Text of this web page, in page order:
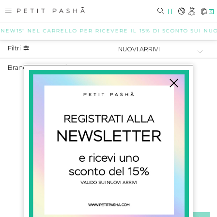
IT 0
NEL CARRELLO PER RICEVERE IL 15% DI SCONTO SUI
Filtri
Brand Neonato / BABYWALKER
NEONATO BABYWALKER
SHOW ITEMS to0of0total